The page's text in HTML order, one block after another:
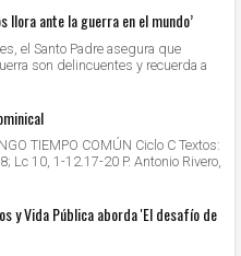
llora ante la guerra en el mundo’
el Santo Padre asegura que
son delincuentes y recuerda a
TIEMPO COMÚN Ciclo C Textos:
Lc 10, 1-12.17-20 P. Antonio Rivero,
y Vida Pública aborda 'El desafío de